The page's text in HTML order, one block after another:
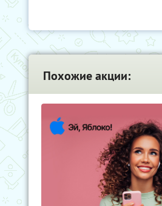
Похожие акции: